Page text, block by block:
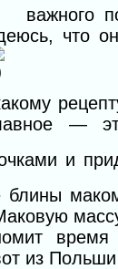
важного
что
—
и
блины
из